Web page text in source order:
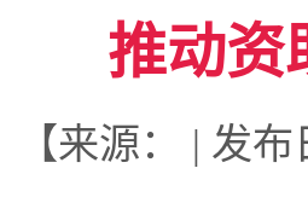
推动资
【来源： | 发